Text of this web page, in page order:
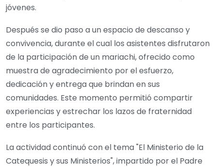
jóvenes.
Después se dio paso a un espacio de descanso y
convivencia, durante el cual los asistentes disfrutaron
de la participación de un mariachi, ofrecido como
muestra de agradecimiento por el esfuerzo,
dedicación y entrega que brindan en sus
comunidades. Este momento permitió compartir
experiencias y estrechar los lazos de fraternidad
entre los participantes.
La actividad continuó con el tema "El Ministerio de la
Catequesis y sus Ministerios", impartido por el Padre